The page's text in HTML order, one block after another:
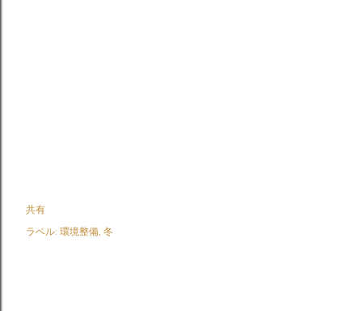
共有
ラベル: 環境整備 冬